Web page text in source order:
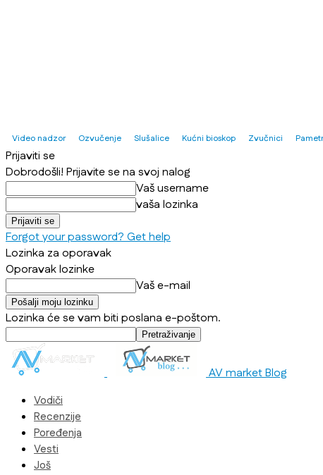
Video nadzor Ozvučenje Slušalice Kućni bioskop Zvučnici
Prijaviti se
Dobrodošli! Prijavite se na svoj nalog
Vaš username
vaša lozinka
Forgot your password? Get help
Lozinka za oporavak
Oporavak lozinke
Vaš e-mail
Lozinka će se vam biti poslana e-poštom.
AV market Blog
Vodiči
Recenzije
Poređenja
Vesti
Još